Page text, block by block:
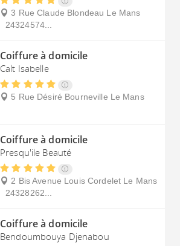
3 Rue Claude Blondeau Le Mans
24324574...
Coiffure à domicile
Calt Isabelle
5 Rue Désiré Bourneville Le Mans
Coiffure à domicile
Presqu'ile Beauté
2 Bis Avenue Louis Cordelet Le Mans
24328262...
Coiffure à domicile
Bendoumbouya Djenabou